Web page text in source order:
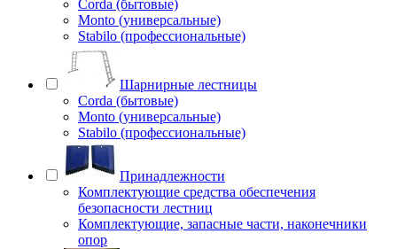
Corda (бытовые)
Monto (универсальные)
Stabilo (профессиональные)
Шарнирные лестницы
Corda (бытовые)
Monto (универсальные)
Stabilo (профессиональные)
Принадлежности
Комплектующие средства обеспечения
безопасности лестниц
Комплектующие, запасные части, наконечники
опор